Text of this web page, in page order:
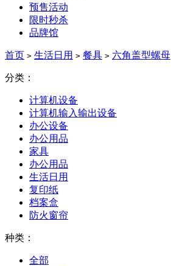
预售活动
限时秒杀
品牌馆
首页 > 生活日用 > 餐具 > 六角盖型螺母
分类：
计算机设备
计算机输入输出设备
办公设备
办公用品
家具
办公用品
生活日用
复印纸
档案盒
防火窗帘
种类：
全部